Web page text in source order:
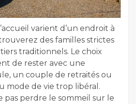
varient d’un endroit à
trouverez des familles strictes
traditionnels. Le choix
de rester avec une
un couple de retraités ou
mode de vie trop libéral.
pas perdre le sommeil sur le